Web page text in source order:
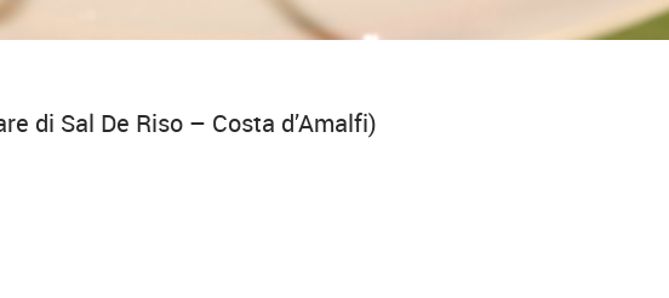
di Sal De Riso – Costa d’Amalfi)